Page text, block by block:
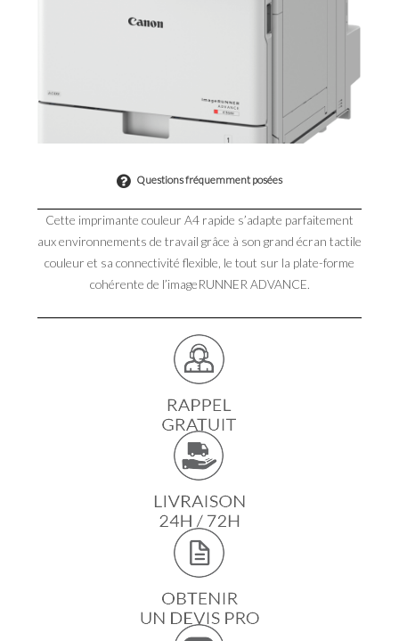
Questions fréquemment posées
Cette imprimante couleur A4 rapide s’adapte parfaitement
aux environnements de travail grâce à son grand écran tactile
couleur et sa connectivité flexible, le tout sur la plate-forme
cohérente de l’imageRUNNER ADVANCE.